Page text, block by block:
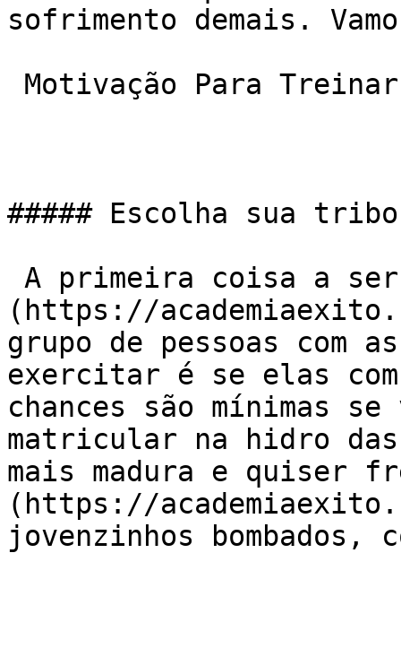
sofrimento demais.
##### Escolha sua tribo
(https://
grupo de pessoas com
exercitar é se elas
chances são mínimas
matricular na hidro das
mais madura e quiser
(https://
jovenzinhos bombados,